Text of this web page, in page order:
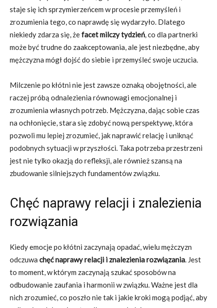
staje się ich sprzymierzeńcem w procesie przemyśleń i
zrozumienia tego, co naprawdę się wydarzyło. Dlatego
niekiedy zdarza się, żefacet milczy tydzień, co dla partnerki
może być trudne do zaakceptowania, ale jest niezbędne, aby
mężczyzna mógł dojść do siebie i przemyśleć swoje uczucia.
Milczenie po kłótni nie jest zawsze oznaką obojętności, ale
raczej próbą odnalezienia równowagi emocjonalnej i
zrozumienia własnych potrzeb. Mężczyzna, dając sobie czas
na ochłonięcie, stara się zdobyć nową perspektywę, która
pozwoli mu lepiej zrozumieć, jak naprawić relację i uniknąć
podobnych sytuacji w przyszłości. Taka potrzeba przestrzeni
jest nie tylko okazją do refleksji, ale również szansą na
zbudowanie silniejszych fundamentów związku.
Chęć naprawy relacji i znalezienia
rozwiązania
Kiedy emocje po kłótni zaczynają opadać, wielu mężczyzn
odczuwa chęć naprawy relacji i znalezienia rozwiązania. Jest
to moment, w którym zaczynają szukać sposobów na
odbudowanie zaufania i harmonii w związku. Ważne jest dla
nich zrozumieć, co poszło nie tak i jakie kroki mogą podjąć, aby